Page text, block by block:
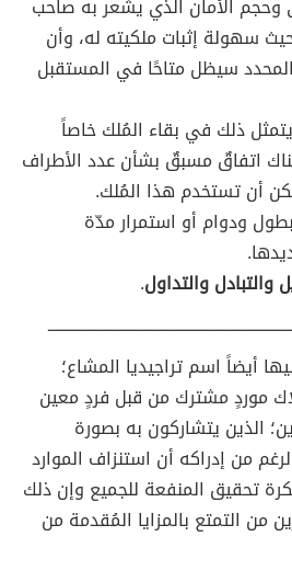
الأمان الذي يشعر به صاحب
سهولة إثبات ملكيته له، وأن
المحدد سيظل متاحًا في المستقبل
ذلك في بقاء المُلك خاصاً
اتفاقٌ مسبقٌ بشأن عدد الأطراف
أن تستخدم هذا المُلك.
ودوام أو استمرار مدّة
والتبادل والتداول.
أيضاً اسم تراجيديا المشاع؛
موردٍ مشترك من قبل فردٍ معين
الذين يتشاركون به بصورة
من إدراكه أن استنزاف الموارد
تحقيق المنفعة للجميع وإن ذلك
من التمتع بالمزايا المُقدمة من